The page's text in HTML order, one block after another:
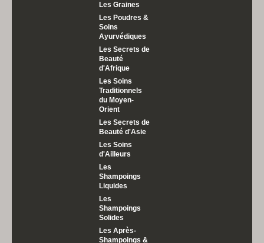
Les Graines
Les Poudres &
Soins
Ayurvédiques
Les Secrets de
Beauté
d'Afrique
Les Soins
Traditionnels
du Moyen-
Orient
Les Secrets de
Beauté d'Asie
Les Soins
d'Ailleurs
Les
Shampoings
Liquides
Les
Shampoings
Solides
Les Après-
Shampoings &